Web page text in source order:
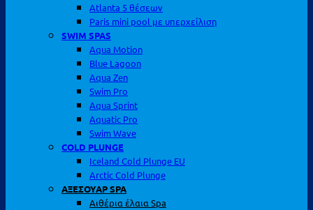
Atlanta 5 θέσεων
Paris mini pool με υπερχείλιση
SWIM SPAS
Aqua Motion
Blue Lagoon
Aqua Zen
Swim Pro
Aqua Sprint
Aquatic Pro
Swim Wave
COLD PLUNGE
Iceland Cold Plunge EU
Arctic Cold Plunge
ΑΞΕΣΟΥΑΡ SPA
Αιθέρια έλαια Spa